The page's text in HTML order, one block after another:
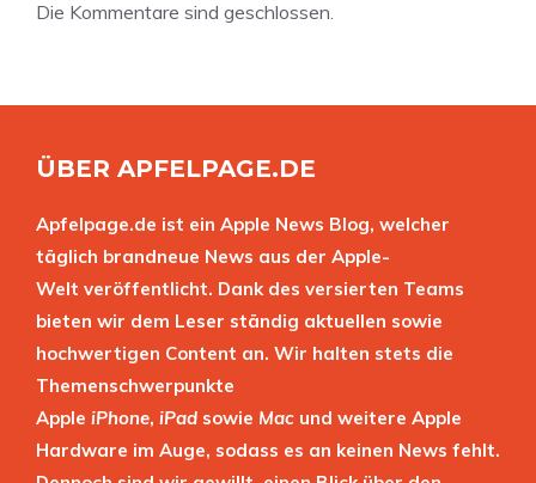
Die Kommentare sind geschlossen.
ÜBER APFELPAGE.DE
Apfelpage.de ist ein Apple News Blog, welcher
täglich brandneue News aus der Apple-
Welt veröffentlicht. Dank des versierten Teams
bieten wir dem Leser ständig aktuellen sowie
hochwertigen Content an. Wir halten stets die
Themenschwerpunkte
Apple iPhone, iPad sowie Mac und weitere Apple
Hardware im Auge, sodass es an keinen News fehlt.